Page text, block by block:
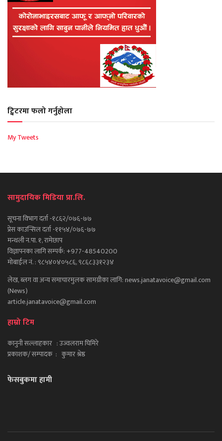
ट्विटरमा फलो गर्नुहोला
My Tweets
सामुदायिक मिडिया प्रा.लि.
सूचना विभाग दर्ता -१८६२/०७६-७७
प्रेस काउन्सिल दर्ता -११५४/०७६-७७
मन्थली न.पा. १, रामेछाप
विज्ञापनका लागि सम्पर्क: +977-48540200
मोबाईल नं. : ९८५४०४०५८६, ९८६८३३१२३४
लेख, ब्लग वा अन्य समाचारमुलक सामग्रीका लागि: news.janatavoice@gmail.com
(News)
article.janatavoice@gmail.com
हाम्रो टिम
कानुनी सल्लाहकार : उज्वलराम घिमिरे
प्रकाशक/ सम्पादक : कुमार श्रेष्ठ
फेसबुकमा हामी